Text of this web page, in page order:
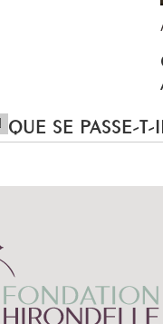
QUE SE PASSE-